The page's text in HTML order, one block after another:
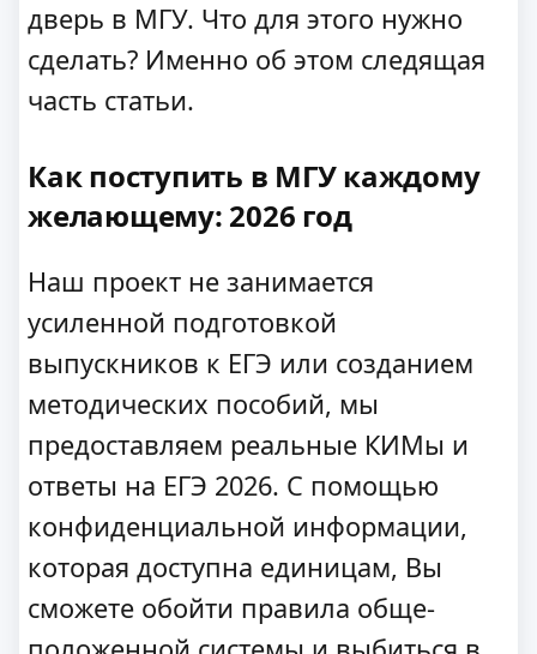
дверь в МГУ. Что для этого нужно
сделать? Именно об этом следящая
часть статьи.
Как поступить в МГУ каждому
желающему: 2026 год
Наш проект не занимается
усиленной подготовкой
выпускников к ЕГЭ или созданием
методических пособий, мы
предоставляем реальные КИМы и
ответы на ЕГЭ 2026. С помощью
конфиденциальной информации,
которая доступна единицам, Вы
сможете обойти правила обще-